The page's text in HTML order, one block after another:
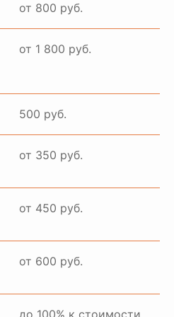
от 800 руб.
от 1 800 руб.
500 руб.
от 350 руб.
от 450 руб.
от 600 руб.
до 100% к стоимости